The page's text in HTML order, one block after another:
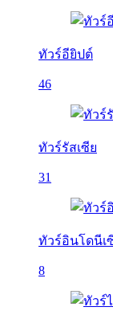
ทัวร์อียิปต์
46
ทัวร์รัสเซีย
31
ทัวร์อินโดนีเ
8